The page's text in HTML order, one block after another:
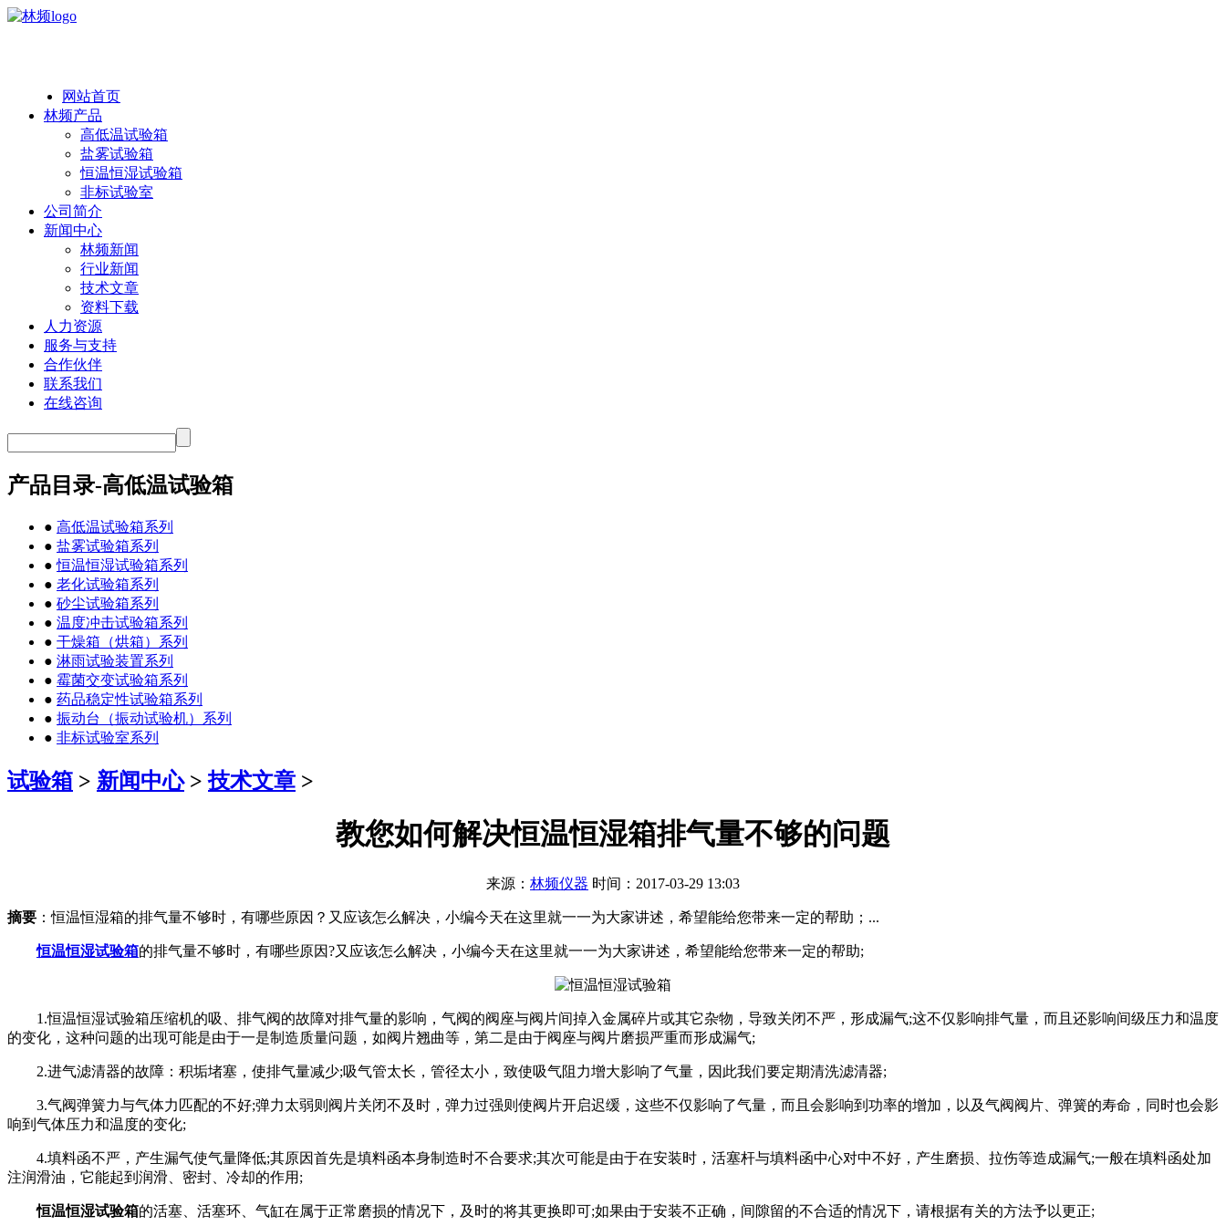
网站首页
林频产品
高低温试验箱
盐雾试验箱
恒温恒湿试验箱
非标试验室
公司简介
新闻中心
林频新闻
行业新闻
技术文章
资料下载
人力资源
服务与支持
合作伙伴
联系我们
在线咨询
产品目录-高低温试验箱
● 高低温试验箱系列
● 盐雾试验箱系列
●恒温恒湿试验箱系列
● 老化试验箱系列
● 砂尘试验箱系列
● 温度冲击试验箱系列
● 干燥箱（烘箱）系列
● 淋雨试验装置系列
● 霉菌交变试验箱系列
● 药品稳定性试验箱系列
● 振动台（振动试验机）系列
● 非标试验室系列
试验箱 > 新闻中心>技术文章 >
教您如何解决恒温恒湿箱排气量不够的问题
来源： 林频仪器 时间：2017-03-29 13:03
摘要 ：恒温恒湿箱的排气量不够时，有哪些原因？又应该怎么解决，小编今天在这里就一一为大家讲述，希望能给您带来一定的帮助；...
恒温恒湿试验箱的排气量不够时，有哪些原因?又应该怎么解决，小编今天在这里就一一为大家讲述，希望能给您带来一定的帮助;
1.恒温恒湿试验箱压缩机的吸、排气阀的故障对排气量的影响，气阀的阀座与阀片间掉入金属碎片或其它杂物，导致关闭不严，形成漏气;这不仅影响排气量，而且还影响间级压力和温度
的变化，这种问题的出现可能是由于一是制造质量问题，如阀片翘曲等，第二是由于阀座与阀片磨损严重而形成漏气;
2.进气滤清器的故障：积垢堵塞，使排气量减少;吸气管太长，管径太小，致使吸气阻力增大影响了气量，因此我们要定期清洗滤清器;
3.气阀弹簧力与气体力匹配的不好;弹力太弱则阀片关闭不及时，弹力过强则使阀片开启迟缓，这些不仅影响了气量，而且会影响到功率的增加，以及气阀阀片、弹簧的寿命，同时也会影
响到气体压力和温度的变化;
4.填料函不严，产生漏气使气量降低;其原因首先是填料函本身制造时不合要求;其次可能是由于在安装时，活塞杆与填料函中心对中不好，产生磨损、拉伤等造成漏气;一般在填料函处加
注润滑油，它能起到润滑、密封、冷却的作用;
恒温恒湿试验箱的活塞、活塞环、气缸在属于正常磨损的情况下，及时的将其更换即可;如果由于安装不正确，间隙留的不合适的情况下，请根据有关的方法予以更正;